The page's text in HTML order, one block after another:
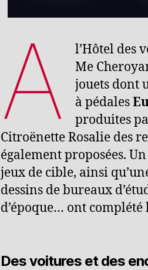
A
l’Hôtel des
Me
jouets dont
à pédales
produites
Citroënette Rosalie des
également proposées.
jeux de cible, ainsi
dessins de bureaux
d’époque… ont
Des voitures et des